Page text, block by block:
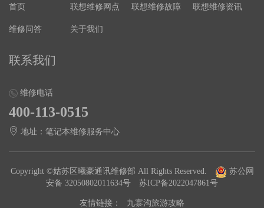
首页 联想维修网点 联想维修故障 联想维修资讯
维修问答 关于我们
联系我们
维修电话
400-113-0515
地址：笔记本维修服务中心
Copyright ©姑苏区曦豪通讯维修部 All Rights Reserved.
苏公网
安备 32050802011634号
苏ICP备2022047861号
友情链接： 九寨沟旅游攻略